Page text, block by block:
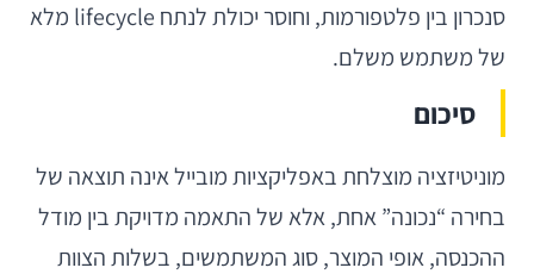
סנכרון בין פלטפורמות, וחוסר יכולת לנתח lifecycle מלא
של משתמש משלם.
סיכום
מוניטיזציה מוצלחת באפליקציות מובייל אינה תוצאה של
בחירה “נכונה” אחת, אלא של התאמה מדויקת בין מודל
ההכנסה, אופי המוצר, סוג המשתמשים, בשלות הצוות